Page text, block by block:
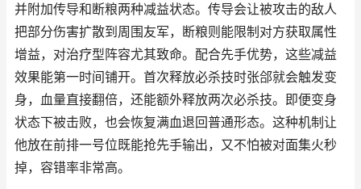
并附加传导和断粮两种减益状态。传导会让被攻击的敌人
把部分伤害扩散到周围友军，断粮则能限制对方获取属性
增益，对治疗型阵容尤其致命。配合先手优势，这些减益
效果能第一时间铺开。首次释放必杀技时张郃就会触发变
身，血量直接翻倍，还能额外释放两次必杀技。即便变身
状态下被击败，也会恢复满血退回普通形态。这种机制让
他放在前排一号位既能抢先手输出，又不怕被对面集火秒
掉，容错率非常高。